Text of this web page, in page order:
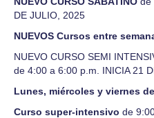
DE JULIO, 2025
NUEVOS Cursos entre
NUEVO CURSO SEMI
de 4:00 a 6:00 p.m. INICIA 21
Lunes, miércoles y viernes
Curso super-intensivo de